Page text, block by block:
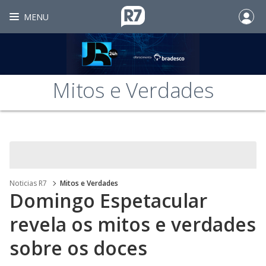
MENU
Mitos e Verdades
Noticias R7 Mitos e Verdades
Domingo Espetacular
revela os mitos e verdades
sobre os doces